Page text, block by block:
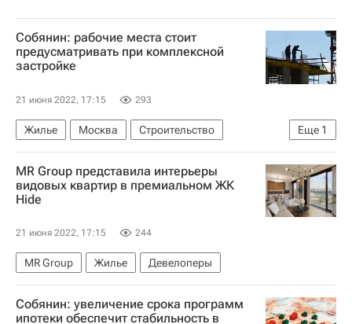
Собянин: рабочие места стоит
предусматривать при комплексной
застройке
21 июня 2022, 17:15 293
Еще 1
Жилье Москва
Строительство
Сергей Собянин
MR Group представила интерьеры
видовых квартир в премиальном ЖК
Hide
21 июня 2022, 17:15 244
MR Group Жилье Девелоперы
Собянин: увеличение срока программ
ипотеки обеспечит стабильность в